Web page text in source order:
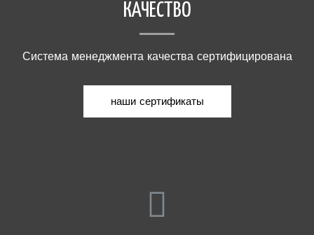
КАЧЕСТВО
Система менеджмента качества сертифицирована
наши сертификаты